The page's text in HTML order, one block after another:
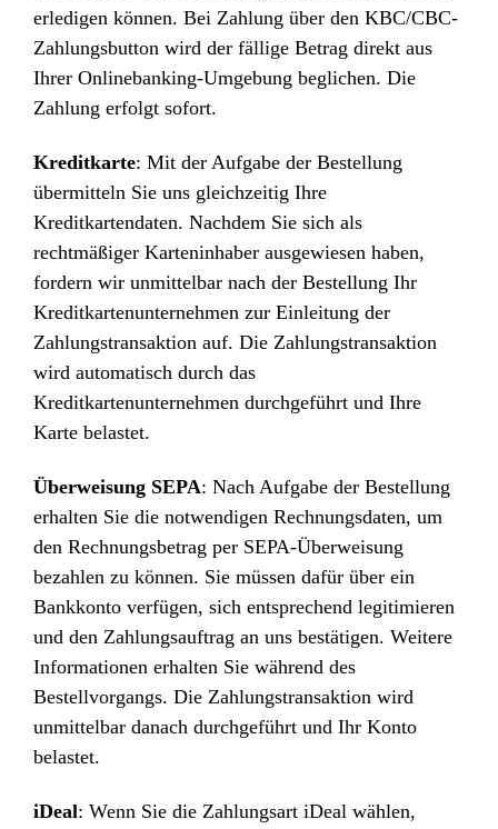
erledigen können. Bei Zahlung über den KBC/CBC-
Zahlungsbutton wird der fällige Betrag direkt aus
Ihrer Onlinebanking-Umgebung beglichen. Die
Zahlung erfolgt sofort.
Kreditkarte: Mit der Aufgabe der Bestellung
übermitteln Sie uns gleichzeitig Ihre
Kreditkartendaten. Nachdem Sie sich als
rechtmäßiger Karteninhaber ausgewiesen haben,
fordern wir unmittelbar nach der Bestellung Ihr
Kreditkartenunternehmen zur Einleitung der
Zahlungstransaktion auf. Die Zahlungstransaktion
wird automatisch durch das
Kreditkartenunternehmen durchgeführt und Ihre
Karte belastet.
Überweisung SEPA: Nach Aufgabe der Bestellung
erhalten Sie die notwendigen Rechnungsdaten, um
den Rechnungsbetrag per SEPA-Überweisung
bezahlen zu können. Sie müssen dafür über ein
Bankkonto verfügen, sich entsprechend legitimieren
und den Zahlungsauftrag an uns bestätigen. Weitere
Informationen erhalten Sie während des
Bestellvorgangs. Die Zahlungstransaktion wird
unmittelbar danach durchgeführt und Ihr Konto
belastet.
iDeal: Wenn Sie die Zahlungsart iDeal wählen,